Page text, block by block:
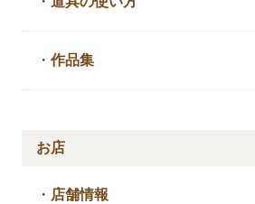
・作品集
お店
・ 店舗情報